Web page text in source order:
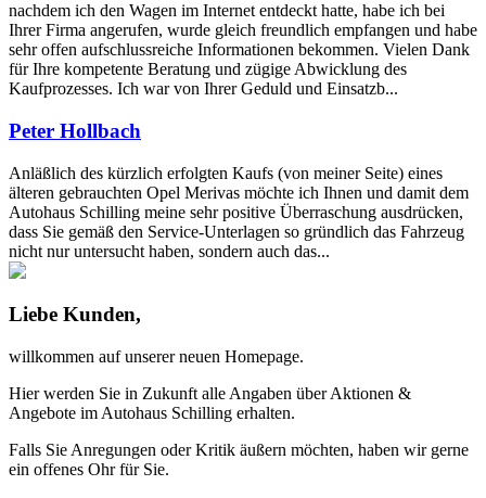
nachdem ich den Wagen im Internet entdeckt hatte, habe ich bei
Ihrer Firma angerufen, wurde gleich freundlich empfangen und habe
sehr offen aufschlussreiche Informationen bekommen. Vielen Dank
für Ihre kompetente Beratung und zügige Abwicklung des
Kaufprozesses. Ich war von Ihrer Geduld und Einsatzb...
Peter Hollbach
Anläßlich des kürzlich erfolgten Kaufs (von meiner Seite) eines
älteren gebrauchten Opel Merivas möchte ich Ihnen und damit dem
Autohaus Schilling meine sehr positive Überraschung ausdrücken,
dass Sie gemäß den Service-Unterlagen so gründlich das Fahrzeug
nicht nur untersucht haben, sondern auch das...
Liebe Kunden,
willkommen auf unserer neuen Homepage.
Hier werden Sie in Zukunft alle Angaben über Aktionen &
Angebote im Autohaus Schilling erhalten.
Falls Sie Anregungen oder Kritik äußern möchten, haben wir gerne
ein offenes Ohr für Sie.